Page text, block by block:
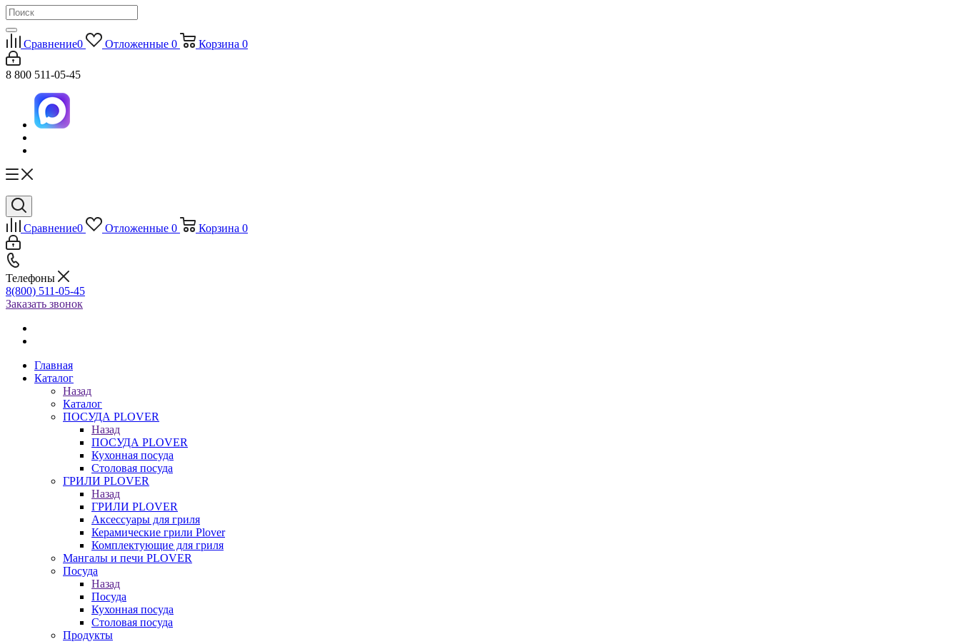
Сравнение0 Отложенные 0 Корзина 0
8 800 511-05-45
Сравнение0 Отложенные 0 Корзина 0
Телефоны
8(800) 511-05-45
Заказать звонок
Главная
Каталог
Назад
Каталог
ПОСУДА PLOVER
Назад
ПОСУДА PLOVER
Кухонная посуда
Столовая посуда
ГРИЛИ PLOVER
Назад
ГРИЛИ PLOVER
Аксессуары для гриля
Керамические грили Plover
Комплектующие для гриля
Мангалы и печи PLOVER
Посуда
Назад
Посуда
Кухонная посуда
Столовая посуда
Продукты